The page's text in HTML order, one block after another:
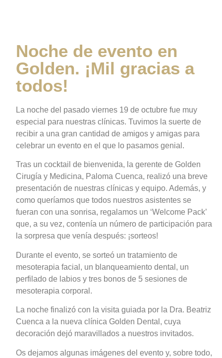
Noche de evento en
Golden. ¡Mil gracias a
todos!
La noche del pasado viernes 19 de octubre fue muy
especial para nuestras clínicas. Tuvimos la suerte de
recibir a una gran cantidad de amigos y amigas para
celebrar un evento en el que lo pasamos genial.
Tras un cocktail de bienvenida, la gerente de Golden
Cirugía y Medicina, Paloma Cuenca, realizó una breve
presentación de nuestras clínicas y equipo. Además, y
como queríamos que todos nuestros asistentes se
fueran con una sonrisa, regalamos un ‘Welcome Pack’
que, a su vez, contenía un número de participación para
la sorpresa que venía después: ¡sorteos!
Durante el evento, se sorteó un tratamiento de
mesoterapia facial, un blanqueamiento dental, un
perfilado de labios y tres bonos de 5 sesiones de
mesoterapia corporal.
La noche finalizó con la visita guiada por la Dra. Beatriz
Cuenca a la nueva clínica Golden Dental, cuya
decoración dejó maravillados a nuestros invitados.
Os dejamos algunas imágenes del evento y, sobre todo,